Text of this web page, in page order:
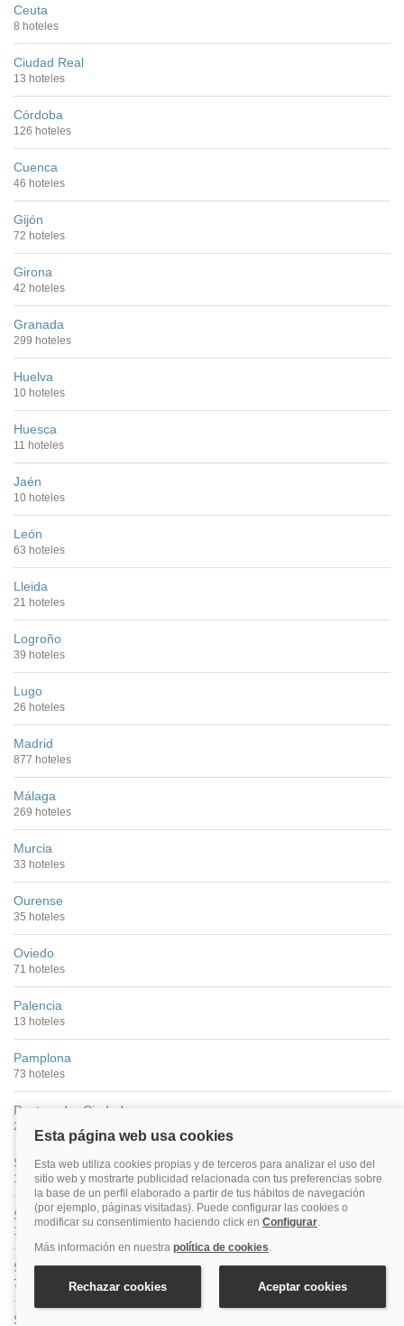
Ceuta
8 hoteles
Ciudad Real
13 hoteles
Córdoba
126 hoteles
Cuenca
46 hoteles
Gijón
72 hoteles
Girona
42 hoteles
Granada
299 hoteles
Huelva
10 hoteles
Huesca
11 hoteles
Jaén
10 hoteles
León
63 hoteles
Lleida
21 hoteles
Logroño
39 hoteles
Lugo
26 hoteles
Madrid
877 hoteles
Málaga
269 hoteles
Murcia
33 hoteles
Ourense
35 hoteles
Oviedo
71 hoteles
Palencia
13 hoteles
Pamplona
73 hoteles
Pontevedra Ciudad
22 hoteles
Salamanca
100 hoteles
San Sebastián
149 hoteles
Santander
74 hoteles
Santiago De Compostela